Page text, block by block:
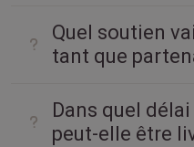
Quel soutien
tant que
Dans quel
peut-elle être